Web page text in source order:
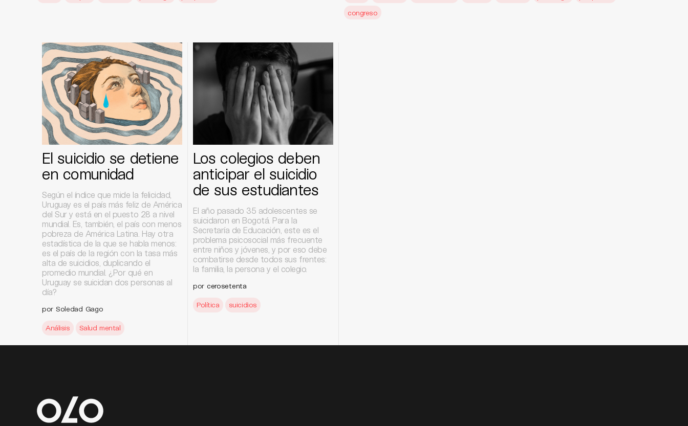
congreso
El suicidio se detiene
en comunidad
Según el índice que mide la felicidad,
Uruguay es el país más feliz de América
del Sur y está en el puesto 28 a nivel
mundial. Es, también, el país con menos
pobreza de América Latina. Hay otra
estadística de la que se habla menos:
es el país de la región con la tasa más
alta de suicidios, duplicando el
promedio mundial. ¿Por qué en
Uruguay se suicidan dos personas al
día?
por Soledad Gago
Análisis Salud mental
Los colegios deben
anticipar el suicidio
de sus estudiantes
El año pasado 35 adolescentes se
suicidaron en Bogotá. Para la
Secretaría de Educación, este es el
problema psicosocial más frecuente
entre niños y jóvenes, y por eso debe
combatirse desde todos sus frentes:
la familia, la persona y el colegio.
por cerosetenta
Política suicidios